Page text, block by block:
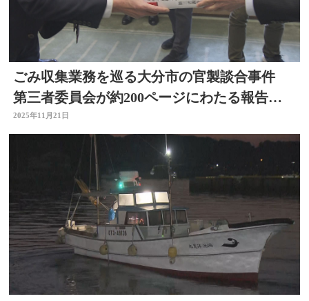
ごみ収集業務を巡る大分市の官製談合事件
第三者委員会が約200ページにわたる報告書
を市長に提出
2025年11月21日